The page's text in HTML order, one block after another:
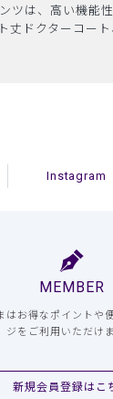
は、高い機能
ドクターコー
Instagram
MEMBER
はお得なポイントや
ジをご利用いただけま
新規会員登録はこ